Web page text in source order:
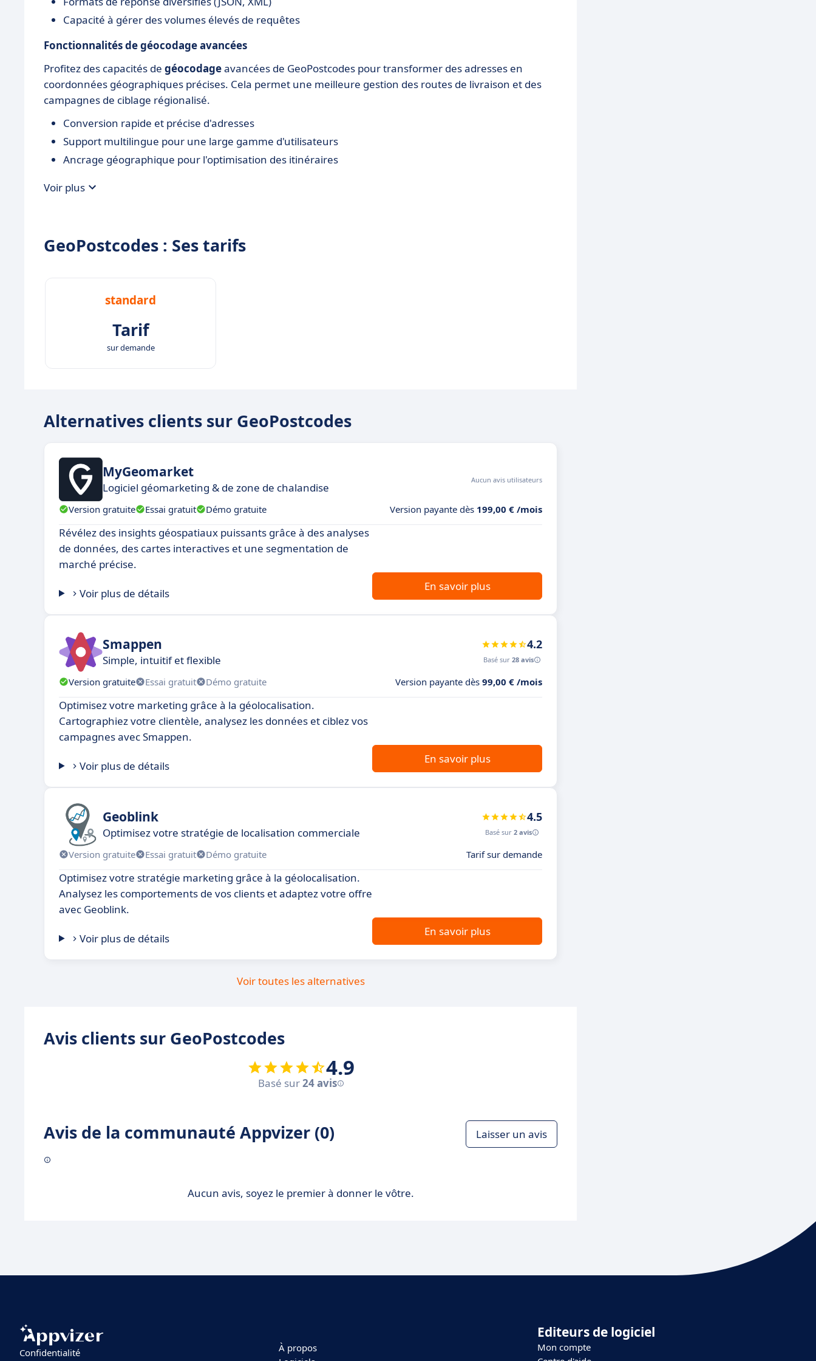
Capacité à gérer des volumes élevés de requêtes
Fonctionnalités de géocodage avancées
Profitez des capacités de géocodageavancées de GeoPostcodes pour transformer des adresses en
coordonnées géographiques précises. Cela permet une meilleure gestion des routes de livraison et des
campagnes de ciblage régionalisé.
Conversion rapide et précise d'adresses
Support multilingue pour une large gamme d'utilisateurs
Ancrage géographique pour l'optimisation des itinéraires
Voir plus
GeoPostcodes : Ses tarifs
standard
Tarif
sur demande
Alternatives clients sur GeoPostcodes
MyGeomarket
Logiciel géomarketing & de zone de chalandise
Aucun avis utilisateurs
Version gratuite Essai gratuit Démo gratuite Version payante dès 199,00 € /mois
Révélez des insights géospatiaux puissants grâce à des analyses
de données, des cartes interactives et une segmentation de
marché précise.
Voir plus de détails
En savoir plus
Smappen
Simple, intuitif et flexible
4.2
Basé sur 28 avis
Version gratuite Essai gratuit Démo gratuite Version payante dès 99,00 € /mois
Optimisez votre marketing grâce à la géolocalisation.
Cartographiez votre clientèle, analysez les données et ciblez vos
campagnes avec Smappen.
Voir plus de détails
En savoir plus
Geoblink
Optimisez votre stratégie de localisation commerciale
4.5
Basé sur 2 avis
Version gratuite Essai gratuit Démo gratuite Tarif sur demande
Optimisez votre stratégie marketing grâce à la géolocalisation.
Analysez les comportements de vos clients et adaptez votre offre
avec Geoblink.
Voir plus de détails
En savoir plus
Voir toutes les alternatives
Avis clients sur GeoPostcodes
4.9
Basé sur24 avis
Avis de la communauté Appvizer (0) Laisser un avis
Aucun avis, soyez le premier à donner le vôtre.
Confidentialité
À propos
Editeurs de logiciel
Mon compte